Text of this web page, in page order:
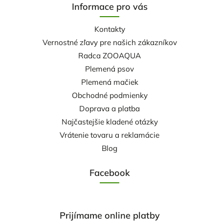
Informace pro vás
Kontakty
Vernostné zľavy pre našich zákazníkov
Radca ZOOAQUA
Plemená psov
Plemená mačiek
Obchodné podmienky
Doprava a platba
Najčastejšie kladené otázky
Vrátenie tovaru a reklamácie
Blog
Facebook
Prijímame online platby